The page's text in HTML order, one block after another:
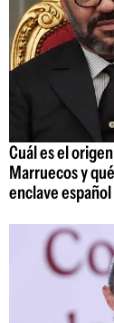
Cuál es el
Marruecos y
enclave